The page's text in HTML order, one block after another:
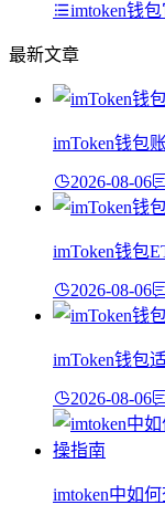
imtoken钱包
最新文章
imToken钱包
2026-08-06
imToken钱包
2026-08-06
imToken钱包
2026-08-06
imtoken中如